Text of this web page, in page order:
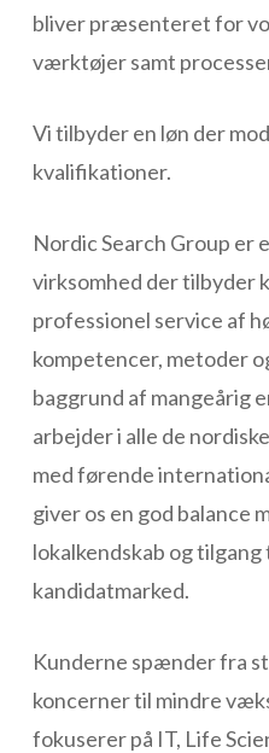
bliver præsenteret for
værktøjer samt
Vi tilbyder en løn der
kvalifikationer.
Nordic Search Group er
virksomhed der tilbyder
professionel service af
kompetencer, metoder
baggrund af mangeårig
arbejder i alle de
med førende
giver os en god balance
lokalkendskab og
kandidatmarked.
Kunderne spænder fra
koncerner til mindre
fokuserer på IT, Life